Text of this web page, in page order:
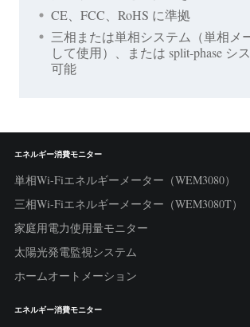
CE、FCC、RoHS に準拠
三相または単相システム（単相メ
して使用）、または split-phase シ
可能
エネルギー消費モニター
単相Wi-Fiエネルギーメーター（WEM3080）
三相Wi-Fiエネルギーメーター（WEM3080T）
家庭用電力使用量モニター
太陽光発電監視システム
ホームオートメーション
エネルギー消費モニター